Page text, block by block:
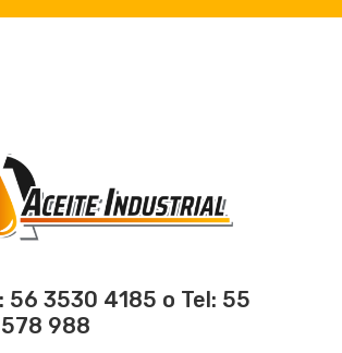
56 3530 4185 o Tel: 55
988